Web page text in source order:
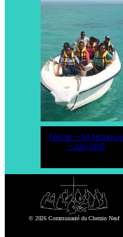
Félicie – Ile Maurice
– Juin 2017
© 2026 Communauté du Chemin Neuf